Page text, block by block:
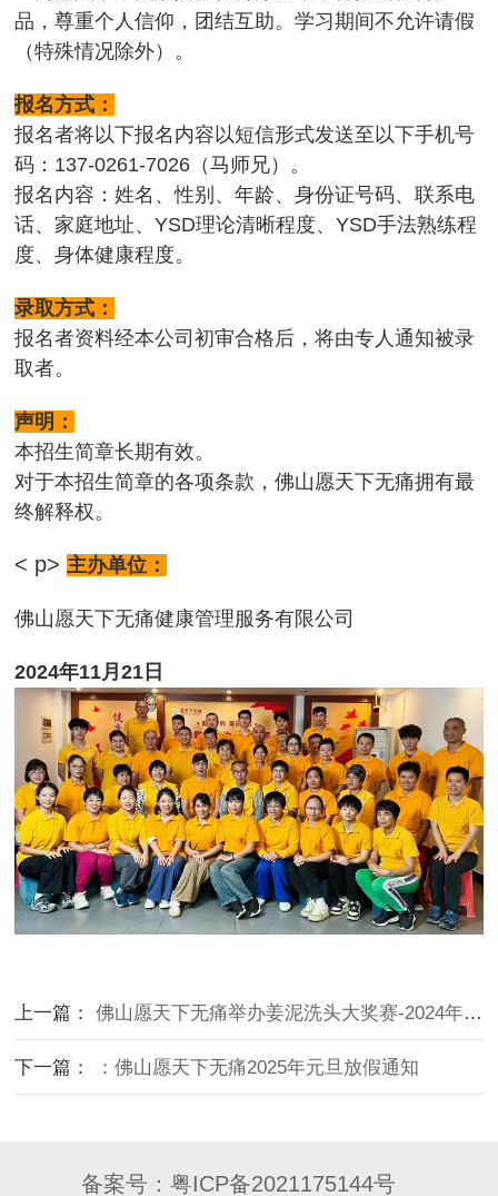
品，尊重个人信仰，团结互助。学习期间不允许请假
（特殊情况除外）。
报名方式：
报名者将以下报名内容以短信形式发送至以下手机号
码：137-0261-7026（马师兄）。
报名内容：姓名、性别、年龄、身份证号码、联系电
话、家庭地址、YSD理论清晰程度、YSD手法熟练程
度、身体健康程度。
录取方式：
报名者资料经本公司初审合格后，将由专人通知被录
取者。
声明：
本招生简章长期有效。
对于本招生简章的各项条款，佛山愿天下无痛拥有最
终解释权。
< p> 主办单位：
佛山愿天下无痛健康管理服务有限公司
2024年11月21日
上一篇：佛山愿天下无痛举办姜泥洗头大奖赛-2024年10月30日
下一篇： ：佛山愿天下无痛2025年元旦放假通知
备案号： 粤ICP备2021175144号